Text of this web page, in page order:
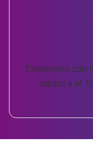
Contamos con
sector y el